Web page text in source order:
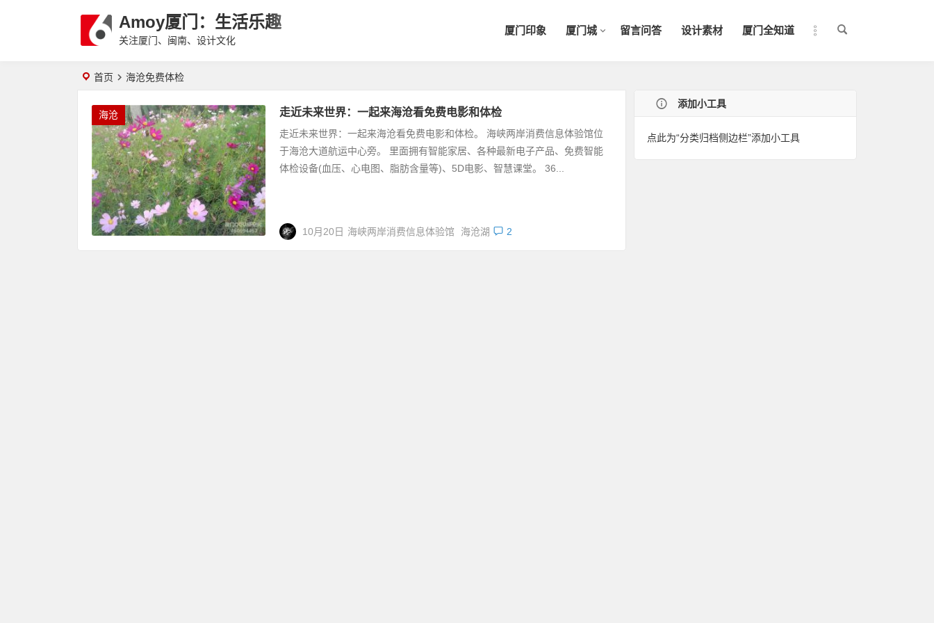
Amoy厦门：生活乐趣
关注厦门、闽南、设计文化
厦门印象 厦门城 留言问答 设计素材 厦门全知道
首页 海沧免费体检
海沧 走近未来世界：一起来海沧看免费电影和体检
走近未来世界：一起来海沧看免费电影和体检。 海峡两岸消费信息体验馆位
于海沧大道航运中心旁。 里面拥有智能家居、各种最新电子产品、免费智能
体检设备(血压、心电图、脂肪含量等)、5D电影、智慧课堂。 36...
10月20日 海峡两岸消费信息体验馆 海沧湖 2
添加小工具
点此为“分类归档侧边栏”添加小工具